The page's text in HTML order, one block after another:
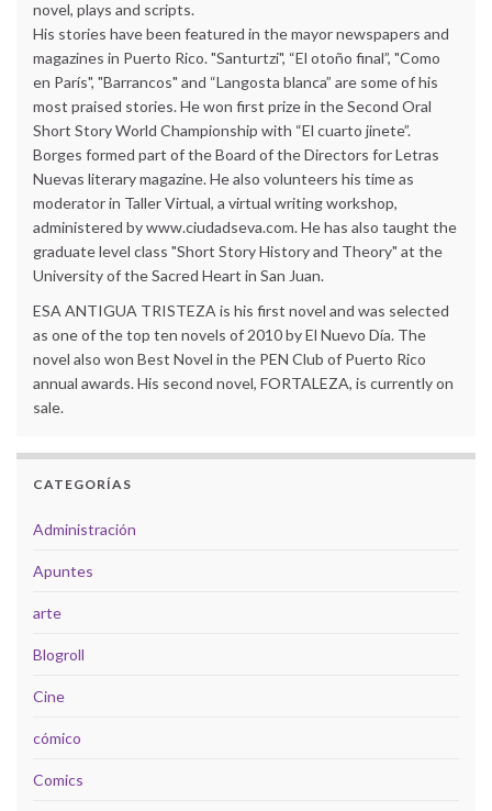
novel, plays and scripts.
His stories have been featured in the mayor newspapers and
magazines in Puerto Rico. "Santurtzi", “El otoño final”, "Como
en París", "Barrancos" and “Langosta blanca” are some of his
most praised stories. He won first prize in the Second Oral
Short Story World Championship with “El cuarto jinete”.
Borges formed part of the Board of the Directors for Letras
Nuevas literary magazine. He also volunteers his time as
moderator in Taller Virtual, a virtual writing workshop,
administered by www.ciudadseva.com. He has also taught the
graduate level class "Short Story History and Theory" at the
University of the Sacred Heart in San Juan.
ESA ANTIGUA TRISTEZA is his first novel and was selected
as one of the top ten novels of 2010 by El Nuevo Día. The
novel also won Best Novel in the PEN Club of Puerto Rico
annual awards. His second novel, FORTALEZA, is currently on
sale.
CATEGORÍAS
Administración
Apuntes
arte
Blogroll
Cine
cómico
Comics